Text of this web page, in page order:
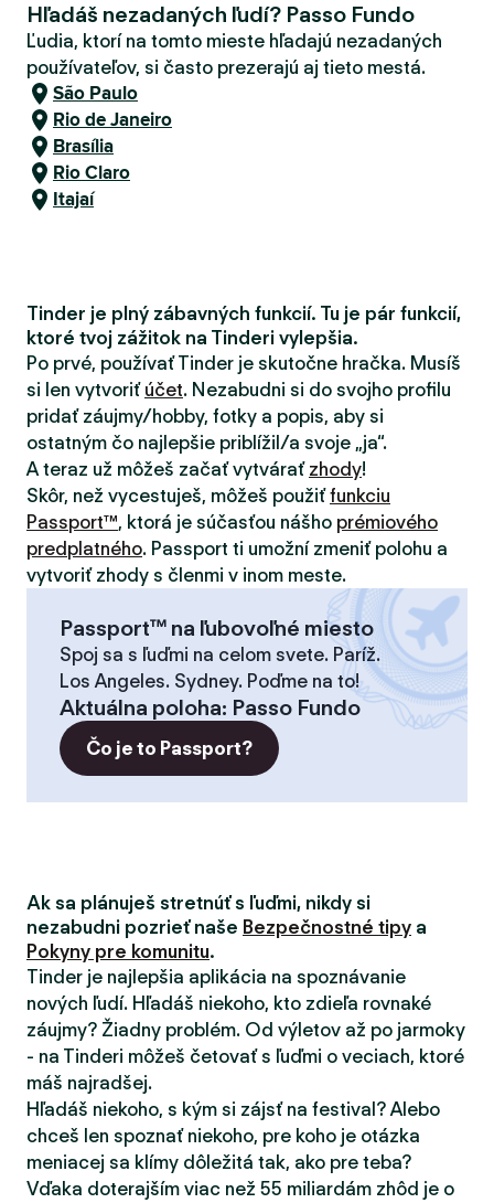
Hľadáš nezadaných ľudí? Passo Fundo
Ľudia, ktorí na tomto mieste hľadajú nezadaných
používateľov, si často prezerajú aj tieto mestá.
São Paulo
Rio de Janeiro
Brasília
Rio Claro
Itajaí
Tinder je plný zábavných funkcií. Tu je pár funkcií,
ktoré tvoj zážitok na Tinderi vylepšia.
Po prvé, používať Tinder je skutočne hračka. Musíš
si len vytvoriť účet. Nezabudni si do svojho profilu
pridať záujmy/hobby, fotky a popis, aby si
ostatným čo najlepšie priblížil/a svoje „ja“.
A teraz už môžeš začať vytvárať zhody!
Skôr, než vycestuješ, môžeš použiťfunkciu
Passport™, ktorá je súčasťou nášho prémiového
predplatného. Passport ti umožní zmeniť polohu a
vytvoriť zhody s členmi v inom meste.
Passport™ na ľubovoľné miesto
Spoj sa s ľuďmi na celom svete. Paríž.
Los Angeles. Sydney. Poďme na to!
Aktuálna poloha: Passo Fundo
Čo je to Passport?
Ak sa plánuješ stretnúť s ľuďmi, nikdy si
nezabudni pozrieť naše Bezpečnostné tipy a
Pokyny pre komunitu.
Tinder je najlepšia aplikácia na spoznávanie
nových ľudí. Hľadáš niekoho, kto zdieľa rovnaké
záujmy? Žiadny problém. Od výletov až po jarmoky
- na Tinderi môžeš četovať s ľuďmi o veciach, ktoré
máš najradšej.
Hľadáš niekoho, s kým si zájsť na festival? Alebo
chceš len spoznať niekoho, pre koho je otázka
meniacej sa klímy dôležitá tak, ako pre teba?
Vďaka doterajším viac než 55 miliardám zhôd je o